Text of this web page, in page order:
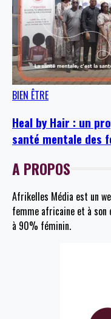
BIEN ÊTRE
Heal by Hair : un
santé mentale des
A PROPOS
Afrikelles Média est un
femme africaine et à son
à 90% féminin.